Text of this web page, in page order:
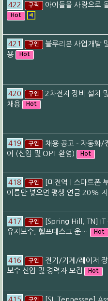
422 구직 아이들을 사랑으로
Hot
421 구인
블루리본 사업개발
용
Hot
420 구인
2차전지 장비 설치
채용
Hot
419 구인
채용 공고 - 자동화/
어 (신입 및 OPT 환영)
Hot
418 구인
[미전역 | 스마트폰
이름만 넣으면 평생 연금 20%
417 구인
[Spring Hill, TN] IT
유지보수, 헬프데스크 운…
Hot
416 구인
전기/기계/레이저
보수 신입 및 경력자 모집
Hot
415
[SL Tennessee]